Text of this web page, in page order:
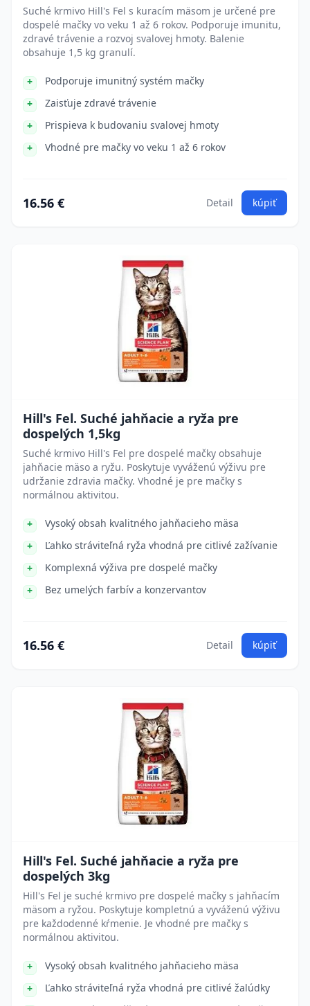
Suché krmivo Hill's Fel s kuracím mäsom je určené pre
dospelé mačky vo veku 1 až 6 rokov. Podporuje imunitu,
zdravé trávenie a rozvoj svalovej hmoty. Balenie
obsahuje 1,5 kg granulí.
Podporuje imunitný systém mačky
Zaisťuje zdravé trávenie
Prispieva k budovaniu svalovej hmoty
Vhodné pre mačky vo veku 1 až 6 rokov
16.56 € Detail kúpiť
Hill's Fel. Suché jahňacie a ryža pre
dospelých 1,5kg
Suché krmivo Hill's Fel pre dospelé mačky obsahuje
jahňacie mäso a ryžu. Poskytuje vyváženú výživu pre
udržanie zdravia mačky. Vhodné je pre mačky s
normálnou aktivitou.
Vysoký obsah kvalitného jahňacieho mäsa
Ľahko stráviteľná ryža vhodná pre citlivé zažívanie
Komplexná výživa pre dospelé mačky
Bez umelých farbív a konzervantov
16.56 € Detail kúpiť
Hill's Fel. Suché jahňacie a ryža pre
dospelých 3kg
Hill's Fel je suché krmivo pre dospelé mačky s jahňacím
mäsom a ryžou. Poskytuje kompletnú a vyváženú výživu
pre každodenné kŕmenie. Je vhodné pre mačky s
normálnou aktivitou.
Vysoký obsah kvalitného jahňacieho mäsa
Ľahko stráviteľná ryža vhodná pre citlivé žalúdky